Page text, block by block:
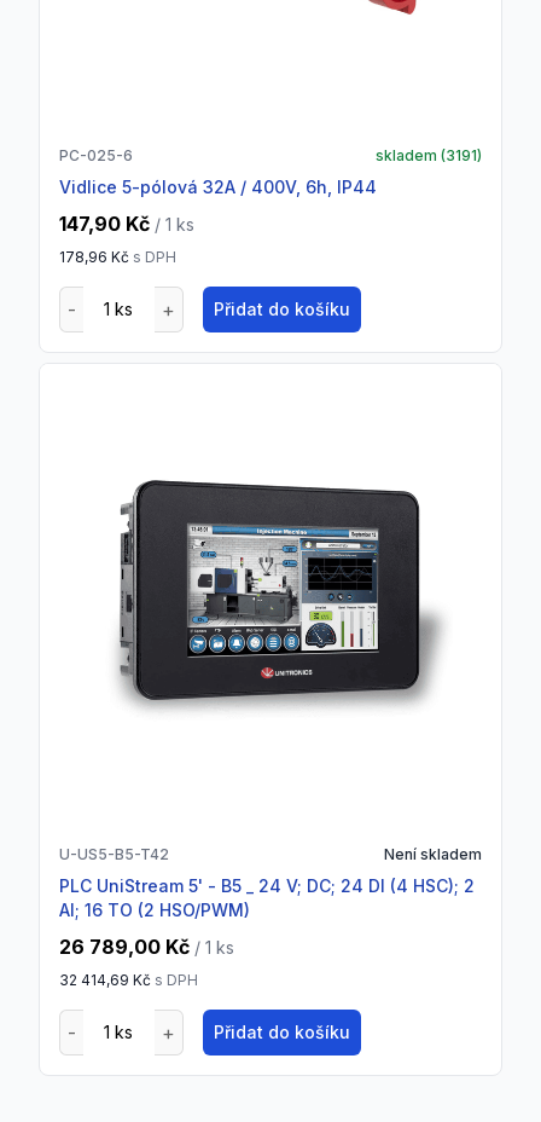
PC-025-6 skladem (3191)
vidlice 5-pólová 32A / 400V, 6h, IP44
147,90 Kč / 1 ks
178,96 Kč s DPH
Přidat do košíku
U-US5-B5-T42 Není skladem
PLC UniStream 5' - B5 _ 24 V; DC; 24 DI (4 HSC); 2
AI; 16 TO (2 HSO/PWM)
26 789,00 Kč / 1 ks
32 414,69 Kč s DPH
Přidat do košíku